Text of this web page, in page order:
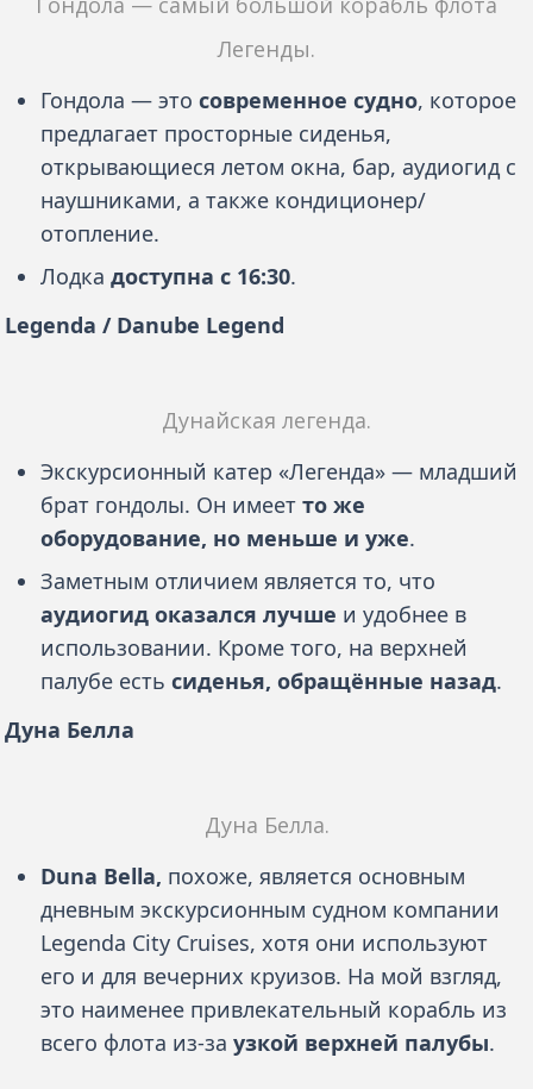
Легенды.
Гондола — этосовременное судно, которое
предлагает просторные сиденья,
открывающиеся летом окна, бар, аудиогид с
наушниками, а также кондиционер/
отопление.
Лодкадоступна с 16:30.
Legenda / Danube Legend
Дунайская легенда.
Экскурсионный катер «Легенда» — младший
брат гондолы. Он имеетто же
оборудование, но меньше и уже.
Заметным отличием является то, что
аудиогид оказался лучше и удобнее в
использовании. Кроме того, на верхней
палубе естьсиденья, обращённые назад.
Дуна Белла
Дуна Белла.
Duna Bella, похоже, является основным
дневным экскурсионным судном компании
Legenda City Cruises, хотя они используют
его и для вечерних круизов. На мой взгляд,
это наименее привлекательный корабль из
всего флота из-заузкой верхней палубы.